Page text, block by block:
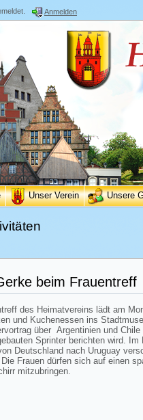
Anmelden
Unser Verein Unsere
beim Frauentreff
des Heimatvereins lädt am
und Kuchenessen ins
über Argentinien und
Sprinter berichten wird.
Deutschland nach Uruguay
Frauen dürfen sich auf einen
mitzubringen.